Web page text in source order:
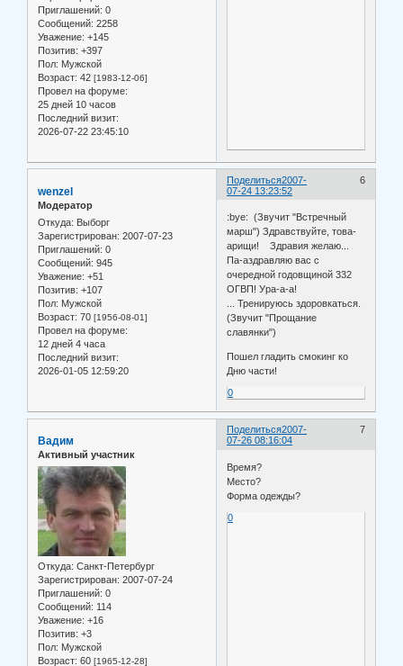
Приглашений: 0
Сообщений: 2258
Уважение: +145
Позитив: +397
Пол: Мужской
Возраст: 42 [1983-12-06]
Провел на форуме:
25 дней 10 часов
Последний визит:
2026-07-22 23:45:10
Поделиться 6
2007-
07-24 13:23:52
wenzel
Модератор
Откуда: Выборг
Зарегистрирован: 2007-07-23
Приглашений: 0
Сообщений: 945
Уважение: +51
Позитив: +107
Пол: Мужской
Возраст: 70 [1956-08-01]
Провел на форуме:
12 дней 4 часа
Последний визит:
2026-01-05 12:59:20
:bye: (Звучит "Встречный
марш") Здравствуйте, това-
арищи! Здравия желаю...
Па-аздравляю вас с
очередной годовщиной 332
ОГВП! Ура-а-а!
... Тренируюсь здоровкаться.
(Звучит "Прощание
славянки")
Пошел гладить смокинг ко
Дню части!
0
Поделиться 7
2007-
07-26 08:16:04
Вадим
Активный участник
Откуда: Санкт-Петербург
Зарегистрирован: 2007-07-24
Приглашений: 0
Сообщений: 114
Уважение: +16
Позитив: +3
Пол: Мужской
Возраст: 60 [1965-12-28]
Время?
Место?
Форма одежды?
0